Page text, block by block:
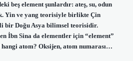
beş element şunlardır: ateş, su, odun
Yin ve yang teorisiyle birlikte Çin
bir Doğu Asya bilimsel teorisidir.
İbn Sina da elementler için “element”
hangi atom? Oksijen, atom numarası…